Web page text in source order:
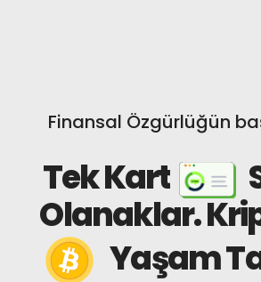
Finansal Özgürlüğün
Tek Kart
Olanaklar.
Yaşam